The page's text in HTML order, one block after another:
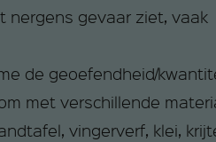
gevaar ziet, vaak
de geoefendheid/
met verschillende
vingerverf, klei,